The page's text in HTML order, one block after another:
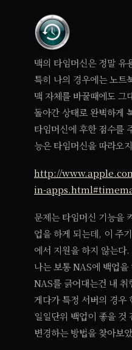
맥의 타임머신은 정말 유
특히 나의 경우에는 노트
맥 자체를 바꿀때에도 그
돌아간 상태로 완벽하게
타임머신에 후한 점수를
능은 타임머신을 따라오
http://
in-
문제는 타임머신 기능을
업을 하게 되는데, 이 주
에서 지원을 하지 않는다.
나는 보통 NAS에 백업
NAS를 긁어대는건 내
게다가 특정 서버의 경우
일일단위 백업이 좋을 것
변경하는 방법을 찾아보